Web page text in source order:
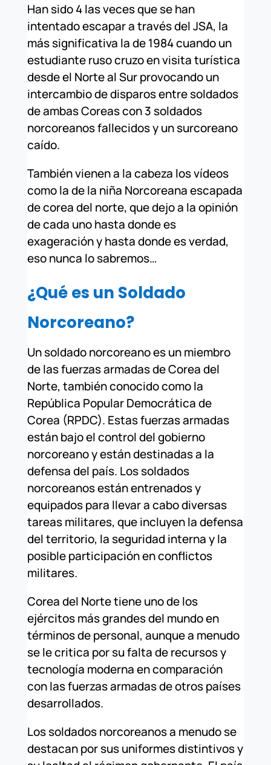
Han sido 4 las veces que se han
intentado escapar a través del JSA, la
más significativa la de 1984 cuando un
estudiante ruso cruzo en visita turística
desde el Norte al Sur provocando un
intercambio de disparos entre soldados
de ambas Coreas con 3 soldados
norcoreanos fallecidos y un surcoreano
caído.
También vienen a la cabeza los vídeos
como la de la niña Norcoreana escapada
de corea del norte, que dejo a la opinión
de cada uno hasta donde es
exageración y hasta donde es verdad,
eso nunca lo sabremos…
¿Qué es un Soldado
Norcoreano?
Un soldado norcoreano es un miembro
de las fuerzas armadas de Corea del
Norte, también conocido como la
República Popular Democrática de
Corea (RPDC). Estas fuerzas armadas
están bajo el control del gobierno
norcoreano y están destinadas a la
defensa del país. Los soldados
norcoreanos están entrenados y
equipados para llevar a cabo diversas
tareas militares, que incluyen la defensa
del territorio, la seguridad interna y la
posible participación en conflictos
militares.
Corea del Norte tiene uno de los
ejércitos más grandes del mundo en
términos de personal, aunque a menudo
se le critica por su falta de recursos y
tecnología moderna en comparación
con las fuerzas armadas de otros países
desarrollados.
Los soldados norcoreanos a menudo se
destacan por sus uniformes distintivos y